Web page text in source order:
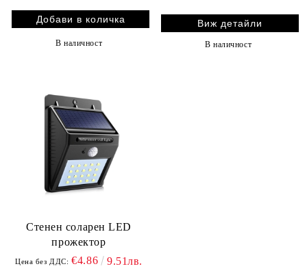
В наличност
Виж детайли
В наличност
Стенен соларен LED
прожектор
Цена без ДДС: €4.86 9.51лв.